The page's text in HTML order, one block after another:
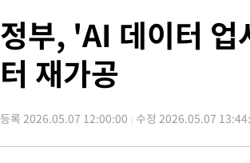
주 날씨]
-18824초 전 >
축구협회 "압수수색·성접대 논란 사
-17341초 전 >[속보]'압수수색·성접대 논란' 축구협
송"
-5962초 전 > '최고 37도' 폭염 지속…강원동해안 최대
-30979초 전 >백운산서 80년근 천종산삼 9뿌리 발견
-28689초 전 >선재도서 해루질 나섰다 실종 60대, 닷
정부, 'AI 데이터
터 재가공
등록 2026.05.07 12:00:00 수정 2026.05.07